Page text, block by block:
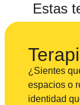
Estas
¿Sientes
espacios o
identidad